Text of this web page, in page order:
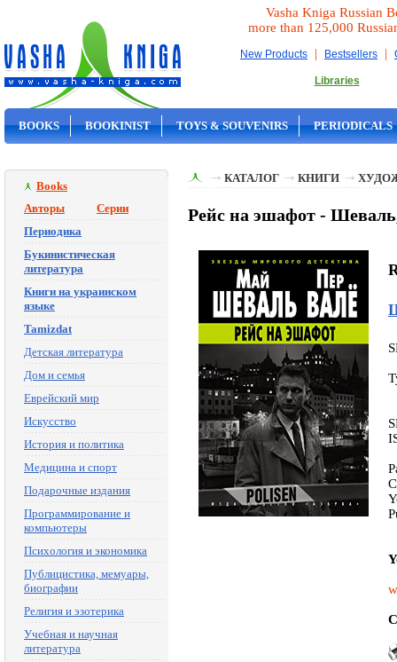
Vasha Kniga Russian
more than 125,000
New Products | Bestsellers |
Libraries
BOOKS BOOKINIST TOYS & SOUVENIRS PERIODICALS
Books
Авторы
Серии
Периодика
Букинистическая
литература
Книги на украинском
языке
Tamizdat
Детская литература
Дом и семья
Еврейский мир
Искусство
История и политика
Медицина и спорт
Подарочные издания
Программирование и
компьютеры
Психология и экономика
Публицистика, мемуары,
биографии
Религия и эзотерика
Учебная и научная
литература
КАТАЛОГ КНИГИ
Рейс на эшафот -